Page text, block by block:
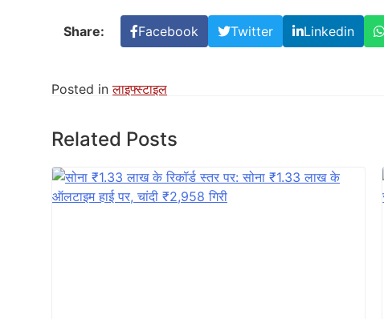
Share: Facebook Twitter Linkedin
Posted inलाइफ्स्टाइल
Related Posts